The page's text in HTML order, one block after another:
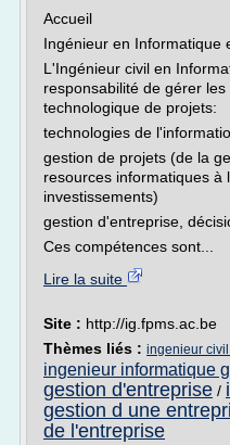
Accueil
Ingénieur en Informatique
L'Ingénieur civil en
responsabilité de gérer
technologique de projets:
technologies de
gestion de projets (de la
resources informatiques à
investissements)
gestion d'entreprise,
Ces compétences sont...
Lire la suite
Site : http://ig.fpms.ac.be
Thèmes liés : ingenieur
ingenieur informatique
gestion d'entreprise /
gestion d une
de l'entreprise